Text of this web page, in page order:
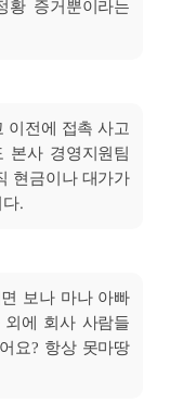
황 증거뿐이라는
이전에 접촉 사고
본사 경영지원팀
현금이나 대가가
.
보나 마나 아빠
에 회사 사람들
요? 항상 못마땅